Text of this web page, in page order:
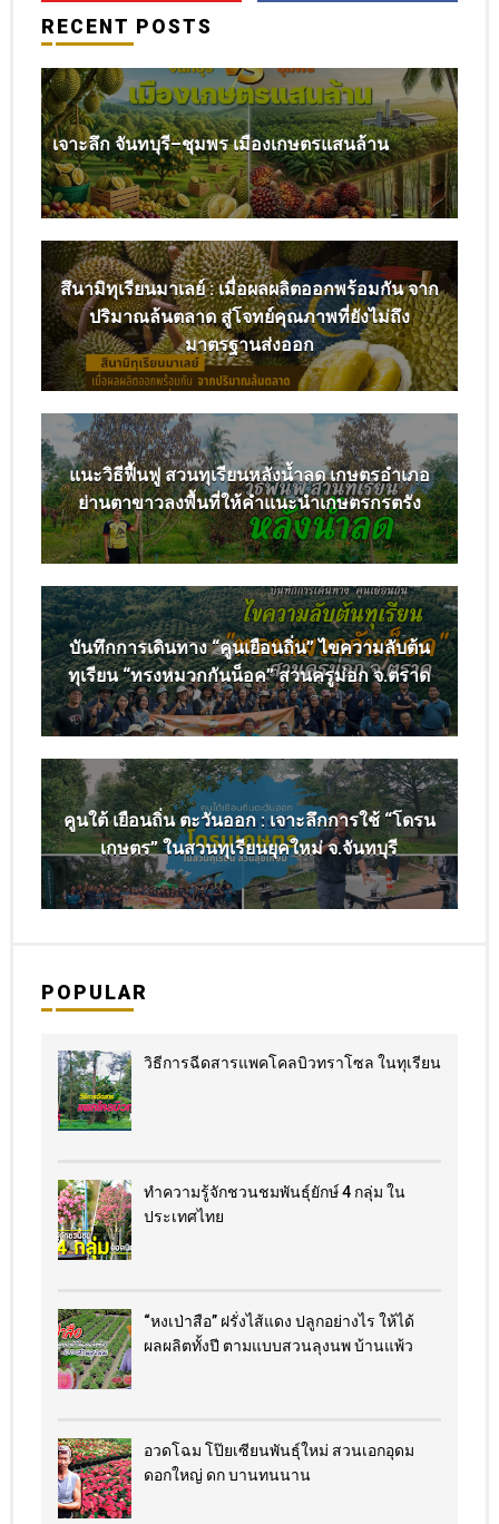
RECENT POSTS
เจาะลึก จันทบุรี–ชุมพร เมืองเกษตรแสนล้าน
สึนามิทุเรียนมาเลย์ : เมื่อผลผลิตออกพร้อมกัน จาก
ปริมาณล้นตลาด สู่โจทย์คุณภาพที่ยังไม่ถึง
มาตรฐานส่งออก
แนะวิธีฟื้นฟู สวนทุเรียนหลังน้ำลด เกษตรอำเภอ
ย่านตาขาวลงพื้นที่ให้คำแนะนำเกษตรกรตรัง
บันทึกการเดินทาง “คูนเยือนถิ่น” ไขความลับต้น
ทุเรียน “ทรงหมวกกันน็อค” สวนครูม่อก จ.ตราด
คูนใต้ เยือนถิ่น ตะวันออก : เจาะลึกการใช้ “โดรน
เกษตร” ในสวนทุเรียนยุคใหม่ จ.จันทบุรี
POPULAR
วิธีการฉีดสารแพคโคลบิวทราโซล ในทุเรียน
ทำความรู้จักชวนชมพันธุ์ยักษ์ 4 กลุ่ม ใน
ประเทศไทย
“หงเป่าสือ” ฝรั่งไส้แดง​ ปลูกอย่างไร​ ให้ได้
ผลผลิตทั้งปี ตามแบบสวนลุงนพ บ้านแพ้ว
อวดโฉม โป๊ยเซียนพันธุ์ใหม่ สวนเอกอุดม
ดอกใหญ่ ดก บานทนนาน